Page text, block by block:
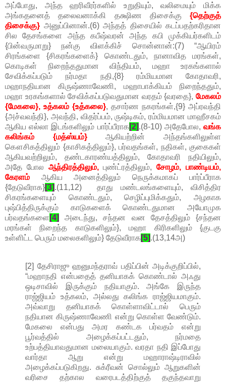
அப்போது, அந்த ஹரிவீரர்களில் உறுதியும், வலிமையும் மிக்க
அங்கதனைத் தலைவனாக்கி தக்ஷிண திசைக்கு {தெற்குத்
திசைக்கு} அனுப்பினான்.(6) அந்தத் திசையில் கடப்பதற்கரிதான
சில தேசங்களை அந்த கபீஷ்வரன் அந்த கபி முக்கியர்களிடம்
{பின்வருமாறு} நன்கு விளக்கிச் சொன்னான்:(7) “ஆயிரம்
சிரங்களை {சிகரங்களைக்} கொண்டதும், நானாவித மரங்கள்,
கொடிகள் நிறைந்ததுமான விந்தியம், மஹா உரகங்களால்
சேவிக்கப்படும் நர்மதா நதி,{8} ரம்மியமான கோதாவரி,
மஹாநதியான கிருஷ்ணாவேணி, மஹாபாக்கியம் நிறைந்ததும்,
மஹா உரகங்களால் சேவிக்கப்படுவதுமான வரதம் {வரதை}, மேகலம்
{மேகலை}, உத்கலம் {உத்கலை}, தசார்ண நகரங்கள்,{9} அப்ரவந்தி
{அச்வவந்தி}, அவந்தி, விதர்ப்பம், ருஷ்டிகம், ரம்மியமான மாஹீசகம்
ஆகிய எல்லா இடங்களிலும் பார்ப்பீராக[2].(8-10) அதேபோல,வங்க
கலிங்கம் {மத்ஸ்யம்}ஆகியற்றின் அந்தங்களிலுள்ள
கௌசிகத்திலும் {காசிகத்திலும்}, பர்வதங்கள், நதிகள், குகைகள்
ஆகியவற்றிலும், தண்டகாரண்யத்திலும், கோதாவரி நதியிலும்,
அதே போல ஆந்திரத்திலும்,புண்ட்ரத்திலும்,சோழம், பாண்டியம்,
கேரளம் ஆகிய அனைத்திலும் நெருக்கமாகப் பார்ப்பீராக
{தேடுவீராக}[3].(11,12) தாது மண்டலங்களையும், விசித்திர
சிகரங்களையும் கொண்டதும், செழிப்புமிக்கதும், அழகாக
புஷ்பித்திருக்கும் காடுகளைக் கொண்டதுமான அயோமுக
பர்வதங்களை [4]
அடைந்து, சந்தன வன தேசத்திலும் {சந்தன
மரங்கள் நிறைந்த காடுகளிலும்}, மஹா கிரிகளிலும் {குடகு
உள்ளிட்ட பெரும் மலைகளிலும்} தேடுவீராக[5].(13,14அ)
[2] தேசிராஜு ஹனுமந்தராவ் பதிப்பின் அடிக்குறிப்பில்,
“மஹாநதி என்பதைத் தனியாகக் கொண்டால் அஃது
ஒடிசாவில் இருக்கும் நதியாகும். அங்கே இருந்த
ராஜ்ஜியம் உத்கலம், அல்லது கலிங்க ராஜ்ஜியமாகும்.
அவ்வாறு தனியாகக் கொள்ளாவிட்டால் பெரும்
நதியான கிருஷ்ணாவேணி என்று கொள்ள வேண்டும்.
மேகலை என்பது அமர கண்டக பர்வதம் என்று
பூர்வத்தில் அழைக்கப்பட்டதும், நர்மதை
உற்பத்தியாவதுமான மலையாகும். வரதா நதி இப்போது
வார்தா ஆறு என்று மஹாராஷ்டிராவில்
அழைக்கப்படுகிறது. சுக்ரீவன் சொல்லும் ஆறுகளின்
வரிசை தற்கால வரைபடத்திற்குத் தகுந்தவாறு